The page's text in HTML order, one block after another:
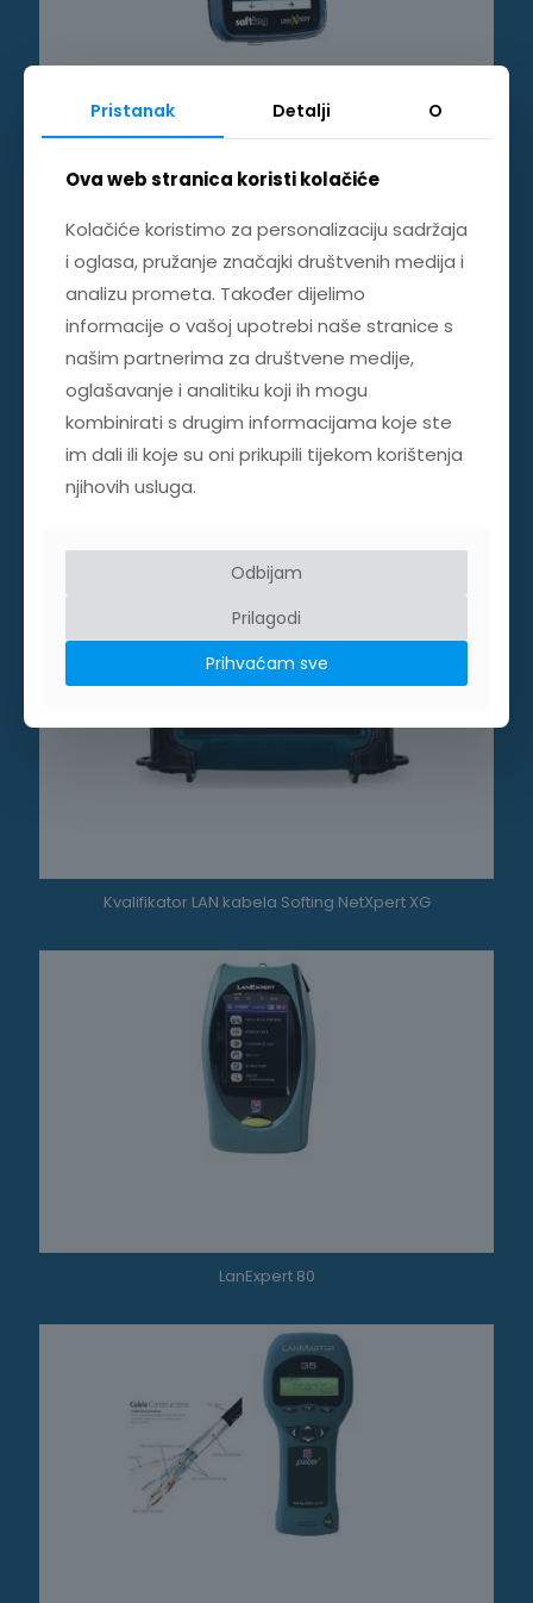
Kvalifikator LAN kabela Softing NetXpert XG
LanExpert 80
Pristanak Detalji O
Ova web stranica koristi kolačiće
Kolačiće koristimo za personalizaciju sadržaja
i oglasa, pružanje značajki društvenih medija i
analizu prometa. Također dijelimo
informacije o vašoj upotrebi naše stranice s
našim partnerima za društvene medije,
oglašavanje i analitiku koji ih mogu
kombinirati s drugim informacijama koje ste
im dali ili koje su oni prikupili tijekom korištenja
njihovih usluga.
Odbijam
Prilagodi
Prihvaćam sve